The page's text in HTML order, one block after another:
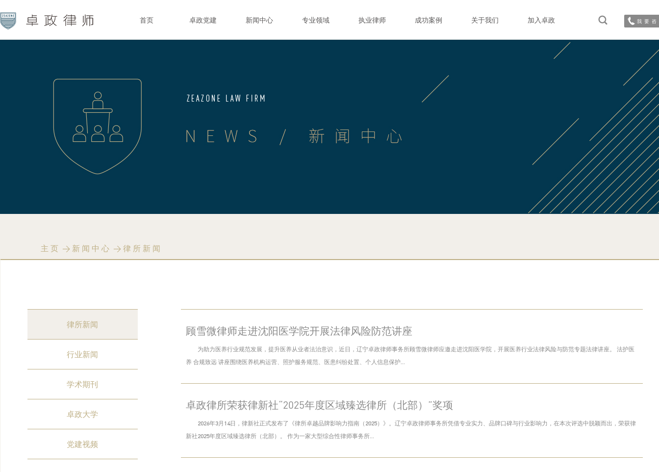
首页 卓政党建 新闻中心 专业领域 执业律师 成功案例 关于我们 加入卓政 我要
主页 > 新闻中心 > 律所新闻
律所新闻
行业新闻
学术期刊
卓政大学
党建视频
顾雪微律师走进沈阳医学院开展法律风险防范讲座
为助力医养行业规范发展，提升医养从业者法治意识，近日，辽宁卓政律师事务所顾雪微律师应邀走进沈阳医学院，开展医养行业法律风险与防范专题法律讲座。 法护医
养 合规致远 讲座围绕医养机构运营、照护服务规范、医患纠纷处置、个人信息保护...
卓政律所荣获律新社“2025年度区域臻选律所（北部）”奖项
2026年3月14日，律新社正式发布了《律所卓越品牌影响力指南（2025）》。辽宁卓政律师事务所凭借专业实力、品牌口碑与行业影响力，在本次评选中脱颖而出，荣获律
新社2025年度区域臻选律所（北部）。 作为一家大型综合性律师事务所...